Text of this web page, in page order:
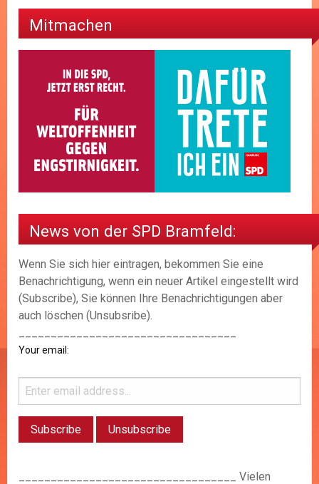
Mitmachen
News von der SPD Bramfeld:
Wenn Sie sich hier eintragen, bekommen Sie eine
Benachrichtigung, wenn ein neuer Artikel eingestellt wird
(Subscribe), Sie können Ihre Benachrichtigungen aber
auch löschen (Unsubsribe).
Your email:
__________________________________ Vielen